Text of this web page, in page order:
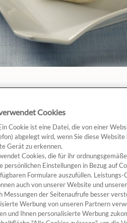
Hinweise
Beliebte
Sainte Maure
Président
Cookies
Cookie ist eine Datei, die von einer
abgelegt wird, wenn Sie diese
Gerät zu erkennen.
Cookies, die für ihr
persönlichen Einstellungen in Bezug auf
Formulare auszufüllen.
auch von unserer Website und
Messungen der Seitenaufrufe besser
Werbung von unseren Partnern
und Ihnen personalisierte Werbung